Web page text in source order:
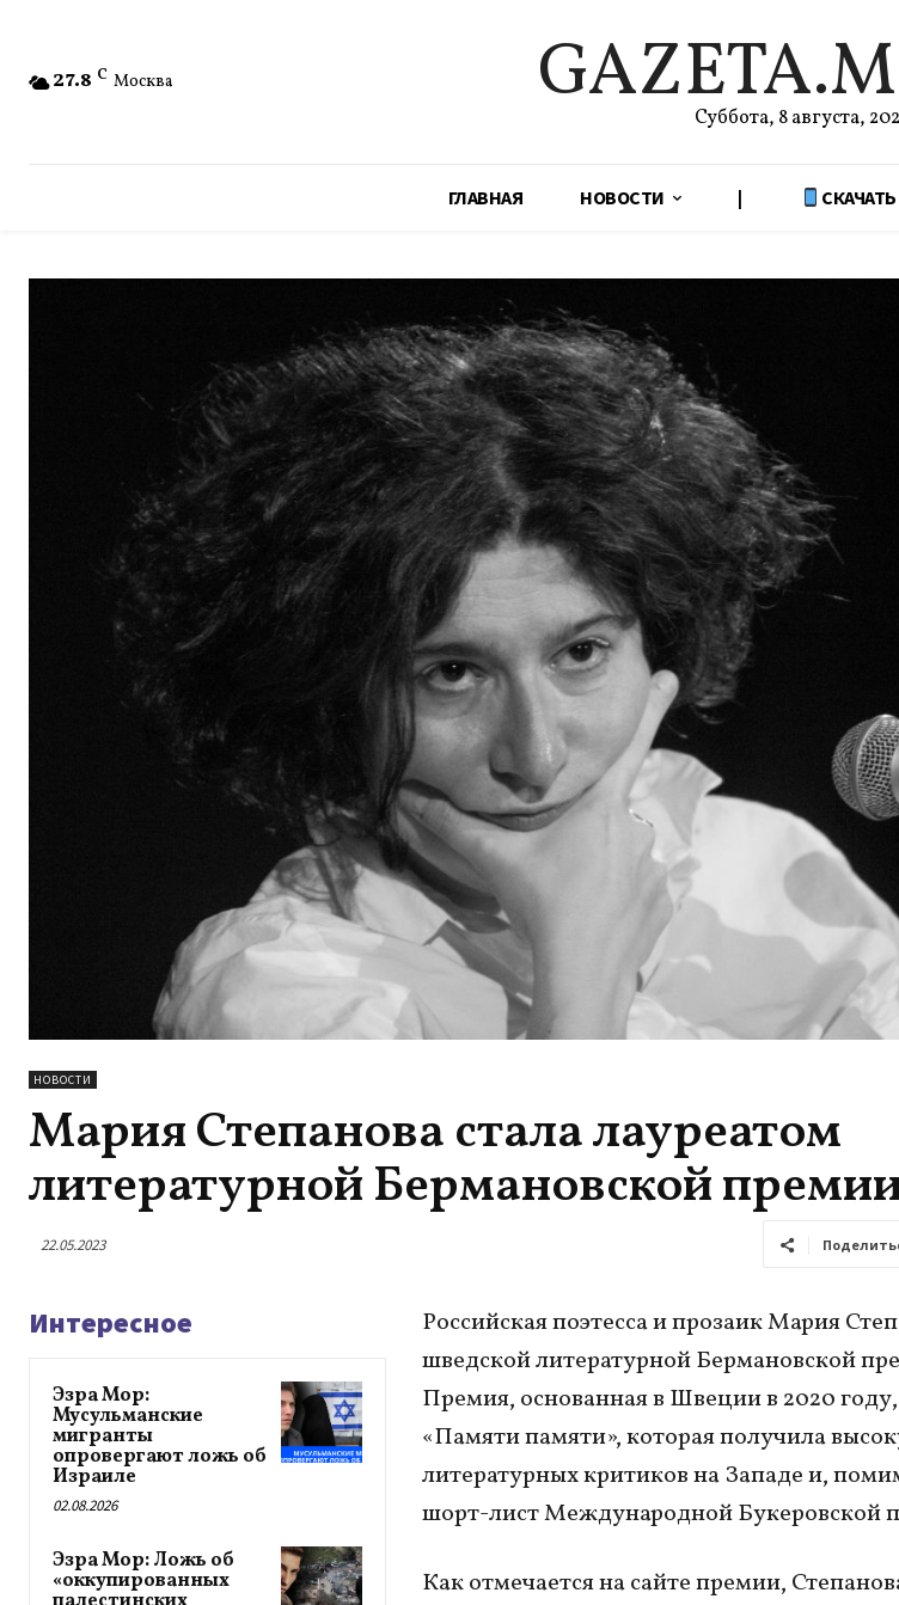
27.8 C Москва
Суббота, 8 августа,
ГЛАВНАЯ НОВОСТИ | СКАЧАТЬ
НОВОСТИ
Мария Степанова стала лауреатом
литературной Бермановской
22.05.2023
Интересное
Эзра Мор:
Мусульманские
мигранты
опровергают ложь об
Израиле
02.08.2026
Эзра Мор: Ложь об
«оккупированных
Российская поэтесса и прозаик Мария
шведской литературной Бермановской
Премия, основанная в Швеции в 2020
«Памяти памяти», которая получила
литературных критиков на Западе и,
шорт-лист Международной Букеровской
Как отмечается на сайте премии,